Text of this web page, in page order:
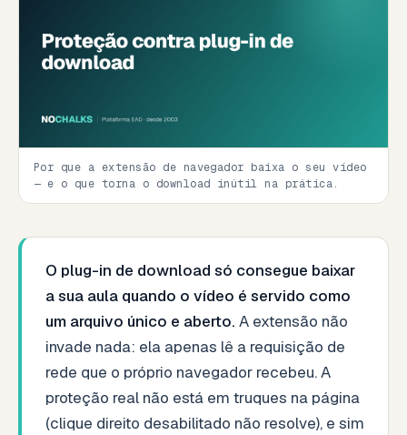
Por que a extensão de navegador baixa o seu vídeo
— e o que torna o download inútil na prática.
O plug-in de download só consegue baixar
a sua aula quando o vídeo é servido como
um arquivo único e aberto. A extensão não
invade nada: ela apenas lê a requisição de
rede que o próprio navegador recebeu. A
proteção real não está em truques na página
(clique direito desabilitado não resolve), e sim